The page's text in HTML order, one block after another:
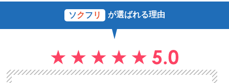
ソクフ リ が選ばれる理由